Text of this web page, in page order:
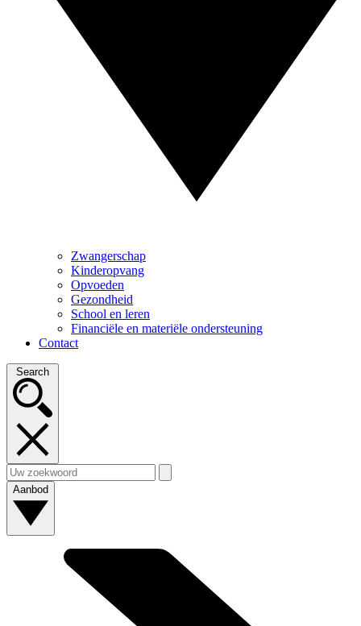
Zwangerschap
Kinderopvang
Opvoeden
Gezondheid
School en leren
Financiële en materiële ondersteuning
Contact
Search
Aanbod